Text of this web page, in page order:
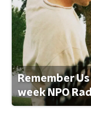
Remember
week NPO